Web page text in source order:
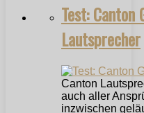
Test: Canton
Lautsprecher
Canton
auch aller
inzwischen